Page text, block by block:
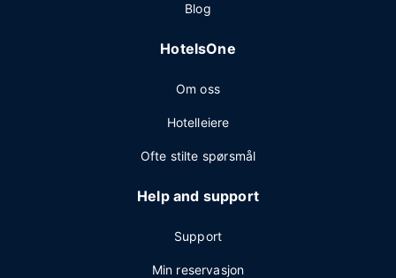
Blog
HotelsOne
Om oss
Hotelleiere
Ofte stilte spørsmål
Help and support
Support
Min reservasjon